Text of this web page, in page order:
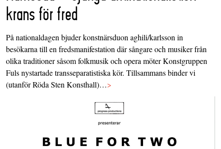
krans för fred
På nationaldagen bjuder konstnärsduon aghili/karlsson in
besökarna till en fredsmanifestation där sångare och musiker från
olika traditioner såsom folkmusik och opera möter Konstgruppen
Fuls nystartade transseparatistiska kör. Tillsammans binder vi
(utanför Röda Sten Konsthall)…>